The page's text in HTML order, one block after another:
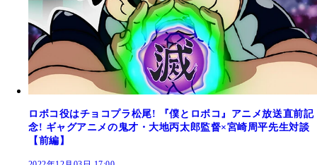
ロボコ役はチョコプラ松尾! 『僕とロボコ』アニメ放送直前記
念! ギャグアニメの鬼才・大地丙太郎監督×宮崎周平先生対談
【前編】